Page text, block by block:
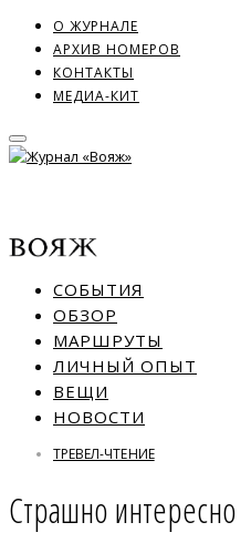
О ЖУРНАЛЕ
АРХИВ НОМЕРОВ
КОНТАКТЫ
МЕДИА-КИТ
СОБЫТИЯ
ОБЗОР
МАРШРУТЫ
ЛИЧНЫЙ ОПЫТ
ВЕЩИ
НОВОСТИ
ТРЕВЕЛ-ЧТЕНИЕ
Страшно интересно